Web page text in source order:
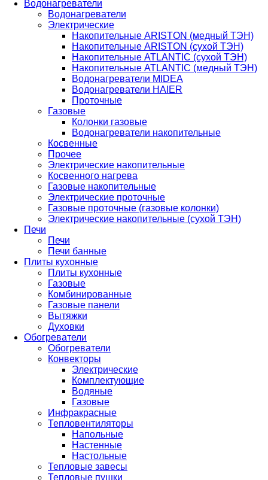
Водонагреватели
Водонагреватели
Электрические
Накопительные ARISTON (медный ТЭН)
Накопительные ARISTON (сухой ТЭН)
Накопительные ATLANTIC (сухой ТЭН)
Накопительные ATLANTIC (медный ТЭН)
Водонагреватели MIDEA
Водонагреватели HAIER
Проточные
Газовые
Колонки газовые
Водонагреватели накопительные
Косвенные
Прочее
Электрические накопительные
Косвенного нагрева
Газовые накопительные
Электрические проточные
Газовые проточные (газовые колонки)
Электрические накопительные (сухой ТЭН)
Печи
Печи
Печи банные
Плиты кухонные
Плиты кухонные
Газовые
Комбинированные
Газовые панели
Вытяжки
Духовки
Обогреватели
Обогреватели
Конвекторы
Электрические
Комплектующие
Водяные
Газовые
Инфракрасные
Тепловентиляторы
Напольные
Настенные
Настольные
Тепловые завесы
Тепловые пушки